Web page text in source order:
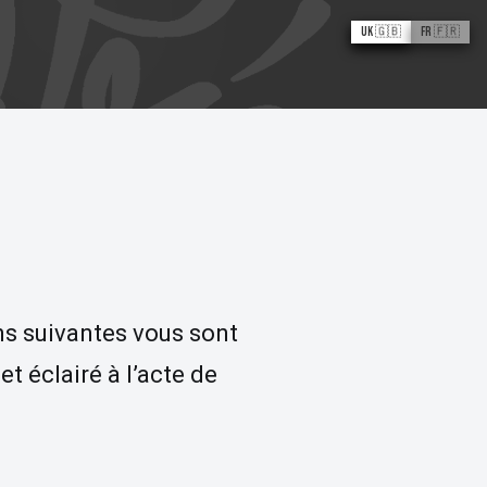
UK 🇬🇧 FR 🇫🇷
suivantes vous sont
éclairé à l’acte de